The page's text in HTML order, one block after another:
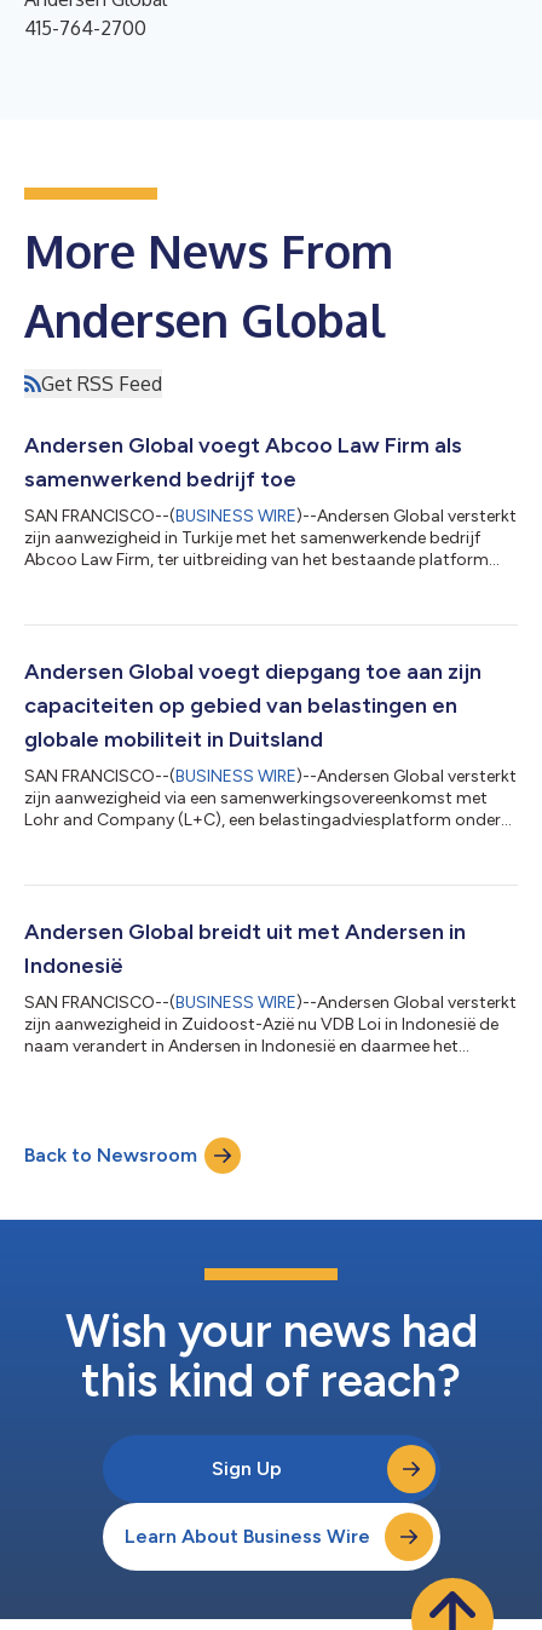
415-764-2700
More News From
Andersen Global
Get RSS Feed
Andersen Global voegt Abcoo Law Firm als
samenwerkend bedrijf toe
SAN FRANCISCO--(BUSINESS WIRE)--Andersen Global versterkt
zijn aanwezigheid in Turkije met het samenwerkende bedrijf
Abcoo Law Firm, ter uitbreiding van het bestaande platform
adviseert lokale en internationale klanten aan de hand van een
en M&A, vastgoed en bouw, oplossing van geschillen,
Andersen Global voegt diepgang toe aan zijn
capaciteiten op gebied van belastingen en
globale mobiliteit in Duitsland
SAN FRANCISCO--(BUSINESS WIRE)--Andersen Global versterkt
zijn aanwezigheid via een samenwerkingsovereenkomst met
Lohr and Company (L+C), een belastingadviesplatform onder
belasting, globale mobiliteit en verrekeningsprijzen. De
aanwezigheid in Oostenrijk. Het bedrijf geeft advies aan grote
Andersen Global breidt uit met Andersen in
Indonesië
SAN FRANCISCO--(BUSINESS WIRE)--Andersen Global versterkt
zijn aanwezigheid in Zuidoost-Azië nu VDB Loi in Indonesië de
naam verandert in Andersen in Indonesië en daarmee het
die op de Indonesische markt actief zijn. Het kantoor
combineert tientallen jaren marktervaring met een praktische
aanpak, zoals duidelijk en op maat...
Back to Newsroom
Wish your news had
this kind of reach?
Sign Up
Learn About Business Wire